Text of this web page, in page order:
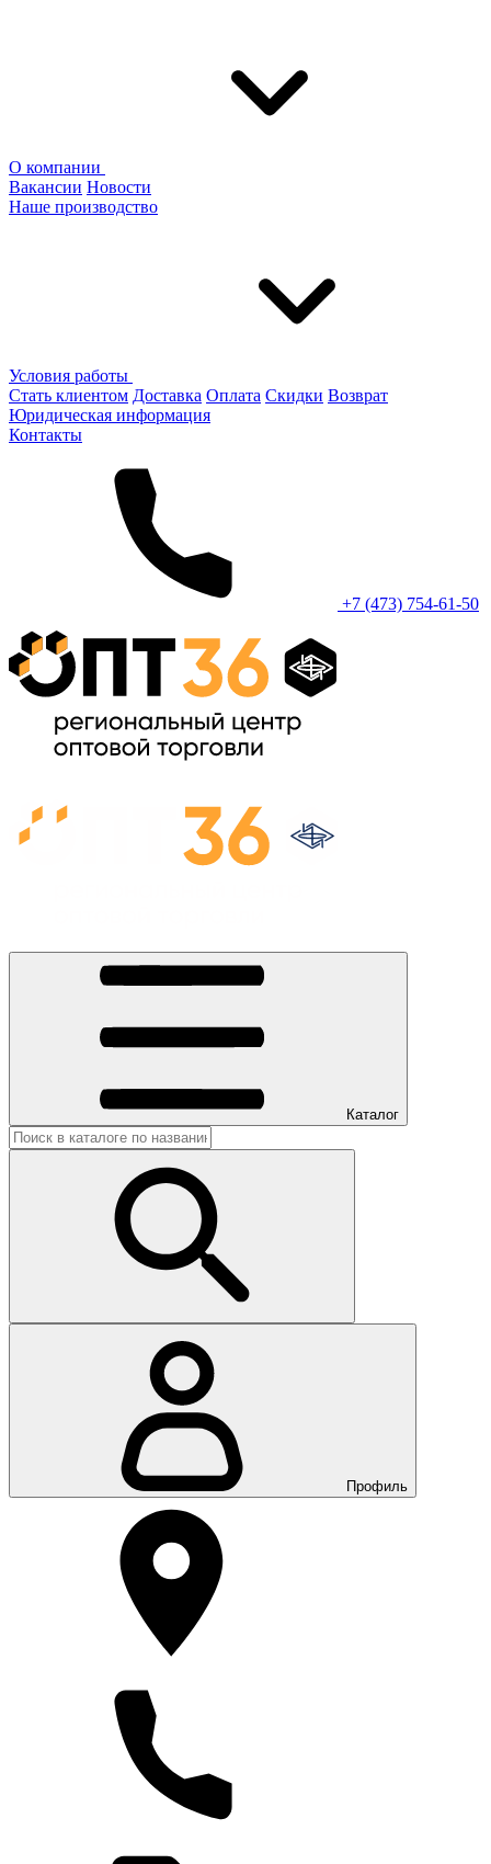
О компании
Вакансии Новости
Наше производство
Условия работы
Стать клиентом Доставка Оплата Скидки Возврат
Юридическая информация
Контакты
+7 (473) 754-61-50
Каталог
Профиль